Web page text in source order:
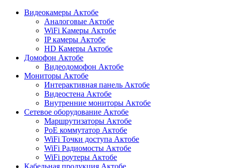
Видеокамеры Актобе
Аналоговые Актобе
WiFi Камеры Актобе
IP камеры Актобе
HD Камеры Актобе
Домофон Актобе
Видеодомофон Актобе
Мониторы Актобе
Интерактивная панель Актобе
Видеостена Актобе
Внутренние мониторы Актобе
Сетевое оборудование Актобе
Маршрутизаторы Актобе
PoE коммутатор Актобе
WiFi Точки доступа Актобе
WiFi Радиомосты Актобе
WiFi роутеры Актобе
Кабельная продукция Актобе